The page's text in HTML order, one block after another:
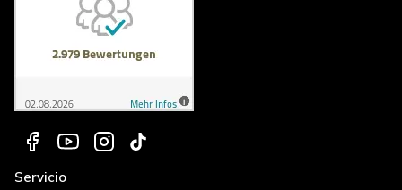
Servicio